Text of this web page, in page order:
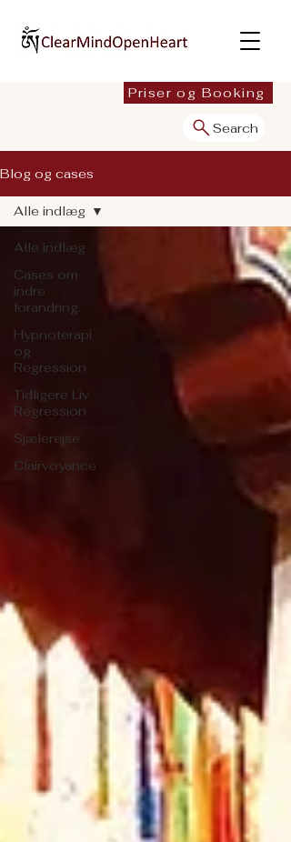
Search
Priser og Booking
Blog og cases
Alle indlæg
Cases om
indre
forandring.
Hypnoterapi
og
Regression
Tidligere Liv
Regression
Sjælerejse
Clairvoyance
Alle indlæg